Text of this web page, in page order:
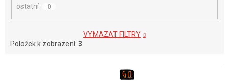
ostatní 0
VYMAZAT FILTRY
Položek k zobrazení: 3